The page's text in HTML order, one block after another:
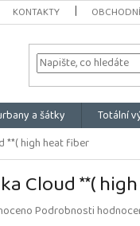
KONTAKTY
a šátky Totální
**( high heat fiber
Cloud **(
Podrobnosti